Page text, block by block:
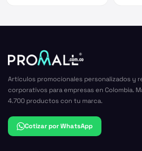
Artículos promocionales personalizados y
corporativos para empresas en Colombia.
4.700 productos con tu marca.
Cotizar por WhatsApp